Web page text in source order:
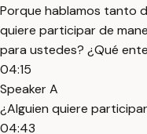
Porque hablamos tanto
quiere participar de
para ustedes? ¿Qué
04:15
Speaker A
¿Alguien quiere
04:43